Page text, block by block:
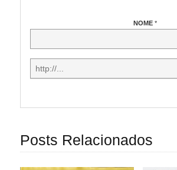
NOME*
Posts Relacionados